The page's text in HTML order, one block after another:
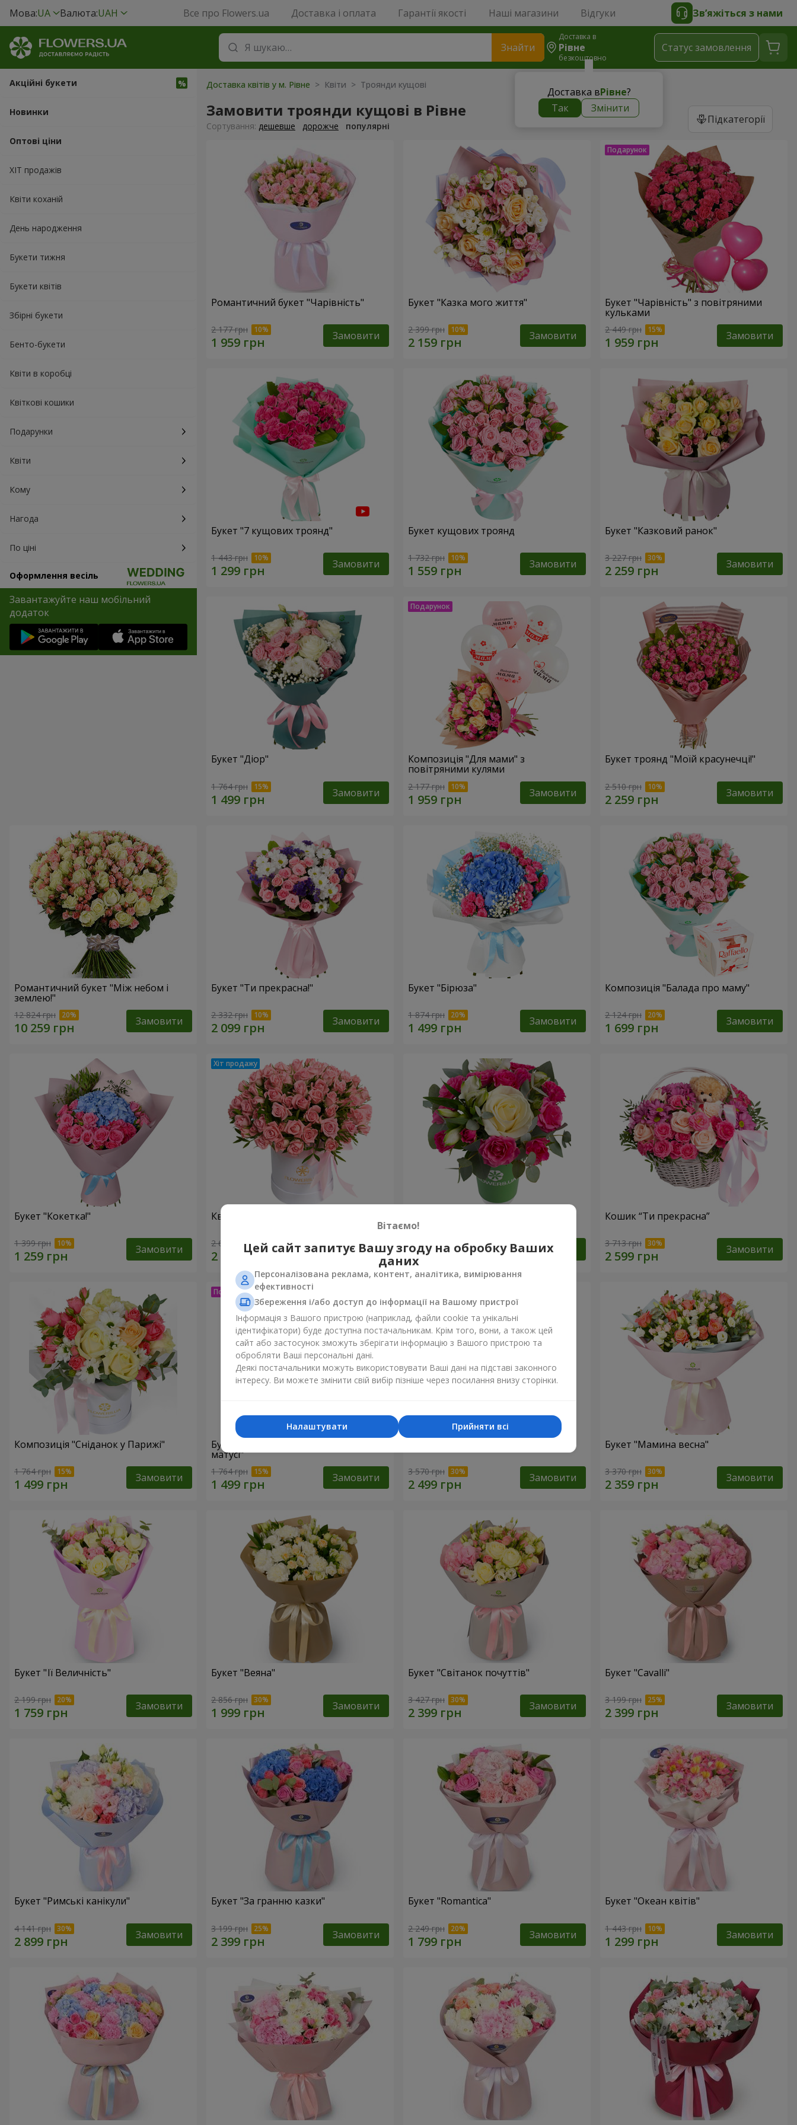
Мова:UA Валюта:UAH Все про Flowers.ua Доставка і оплата Гарантії якості Наші магазини Відгуки Зв’яжіться з нами
Знайти
Доставка в
Рівне
безкоштовно
Доставка вРівне?
Так
Змінити
Статус замовлення
Акційні букети
Новинки
Оптові ціни
ХІТ продажів
Квіти коханій
День народження
Букети тижня
Букети квітів
Збірні букети
Бенто-букети
Квіти в коробці
Квіткові кошики
Подарунки
Квіти
Кому
Нагода
По ціні
Оформлення весіль
Завантажуйте наш мобільний
додаток
Доставка квітів у м. Рівне > Квіти > Троянди кущові
Замовити троянди кущові в Рівне Підкатегорії
Сортування: дешевше дорожче популярні
Романтичний букет "Чарівність"
2 177 грн Замовити
Букет "Казка мого життя"
2 399 грн Замовити
Букет "Чарівність" з повітряними
кульками
2 449 грн Замовити
Букет "7 кущових троянд"
1 443 грн Замовити
Букет кущових троянд
1 732 грн Замовити
Букет "Казковий ранок"
3 227 грн Замовити
Букет "Діор"
1 764 грн Замовити
Композиція "Для мами" з
повітряними кулями
2 177 грн Замовити
Букет троянд "Моїй красунечці!"
2 510 грн Замовити
Романтичний букет "Між небом і
землею!"
12 824 грн Замовити
Букет "Ти прекрасна!"
2 332 грн Замовити
Букет "Бірюза"
1 874 грн Замовити
Композиція "Балада про маму"
2 124 грн Замовити
Букет "Кокетка!"
1 399 грн Замовити
Квіти в коробці "Рожевий оазис"
2 624 грн Замовити 954 грн Замовити
Кошик “Ти прекрасна”
3 713 грн Замовити
Композиція "Сніданок у Парижі"
1 764 грн Замовити
Букет "Мари" з цукерками "Любій
матусі"
1 764 грн Замовити 3 570 грн Замовити
Букет "Мамина весна"
3 370 грн Замовити
Букет "Її Величність"
2 199 грн Замовити
Букет "Веяна"
2 856 грн Замовити
Букет "Світанок почуттів"
3 427 грн Замовити
Букет "Cаvalli"
3 199 грн Замовити
Букет "Римські канікули"
4 141 грн Замовити
Букет "За гранню казки"
3 199 грн Замовити
Букет "Romantica"
2 249 грн Замовити
Букет "Океан квітів"
1 443 грн Замовити
Вітаємо!
Цей сайт запитує Вашу згоду на обробку Ваших
даних
Персоналізована реклама, контент, аналітика, вимірювання
ефективності
Збереження і/або доступ до інформації на Вашому пристрої
Інформація з Вашого пристрою (наприклад, файли cookie та унікальні
ідентифікатори) буде доступна постачальникам. Крім того, вони, а також цей
сайт або застосунок зможуть зберігати інформацію з Вашого пристрою та
обробляти Ваші персональні дані.
Деякі постачальники можуть використовувати Ваші дані на підставі законного
інтересу. Ви можете змінити свій вибір пізніше через посилання внизу сторінки.
Прийняти всі
Налаштувати